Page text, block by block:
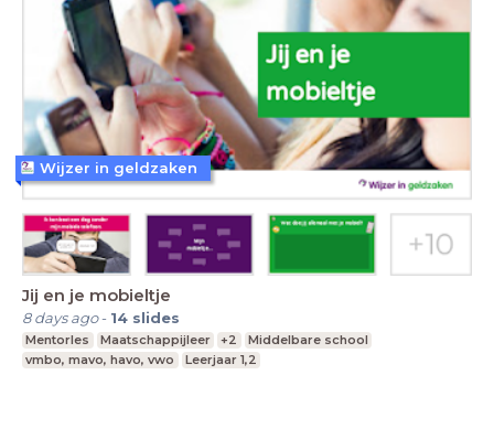
Jij en je mobieltje
8 days ago- 14 slides
Mentorles Maatschappijleer +2
Middelbare school
vmbo, mavo, havo, vwo
Leerjaar 1,2
Wijzer in geldzaken